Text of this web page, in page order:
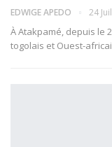
EDWIGE APEDO 24
À Atakpamé, depuis le
togolais et Ouest-